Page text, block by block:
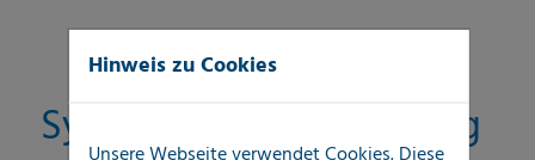
Systemische Ausstattung
Hinweis zu Cookies